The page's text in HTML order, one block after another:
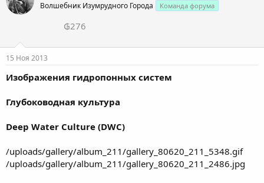
Волшебник Изумрудного Города Команда форума
₲276
15 Ноя 2013
Изображения гидропонных систем
Глубоководная культура
Deep Water Culture (DWC)
/uploads/gallery/album_211/gallery_80620_211_5348.gif
/uploads/gallery/album_211/gallery_80620_211_2486.jpg